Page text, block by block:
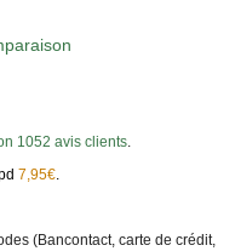
1052 avis clients.
7,95€.
(Bancontact, carte de crédit,